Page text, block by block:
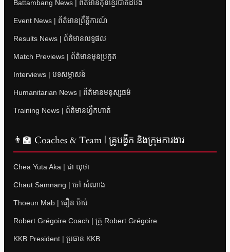
Battambang News | ព័ត៌មានគុនខ្មែរបាត់ដំបង
Event News | ព័ត៌មានព្រឹត្តិការណ៍
Results News | ព័ត៌មានលទ្ធផល
Match Previews | ព័ត៌មានមុនប្រកួត
Interviews | បទសម្ភាសន៍
Humanitarian News | ព័ត៌មានមនុស្សធម៌
Training News | ព័ត៌មានហ្វឹកហាត់
👨‍🏫 Coaches & Team | គ្រូបង្វឹក និងក្រុមការងារ
Chea Yuta Aka | ជា យុថា
Chaut Samnang | ចៅ សំណាង
Thoeun Mab | ធឿន ម៉ាប់
Robert Grégoire Coach | គ្រូ Robert Grégoire
KKB President | ប្រធាន KKB